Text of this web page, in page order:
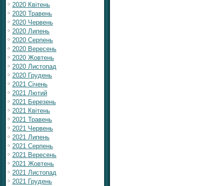
2020 Квітень
2020 Травень
2020 Червень
2020 Липень
2020 Серпень
2020 Вересень
2020 Жовтень
2020 Листопад
2020 Грудень
2021 Січень
2021 Лютий
2021 Березень
2021 Квітень
2021 Травень
2021 Червень
2021 Липень
2021 Серпень
2021 Вересень
2021 Жовтень
2021 Листопад
2021 Грудень